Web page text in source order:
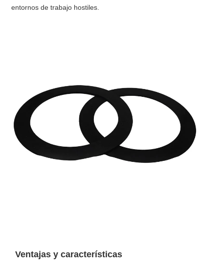
entornos de trabajo hostiles.
Ventajas y características